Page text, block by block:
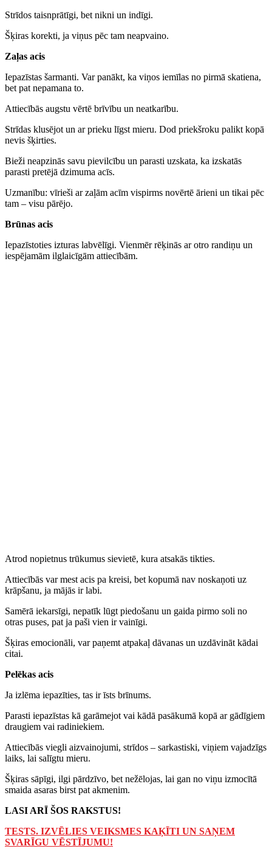
Strīdos taisnprātīgi, bet nikni un indīgi.
Šķiras korekti, ja viņus pēc tam neapvaino.
Zaļas acis
Iepazīstas šarmanti. Var panākt, ka viņos iemīlas no pirmā skatiena,
bet pat nepamana to.
Attiecībās augstu vērtē brīvību un neatkarību.
Strīdas klusējot un ar prieku līgst mieru. Dod priekšroku palikt kopā
nevis šķirties.
Bieži neapzinās savu pievilcību un parasti uzskata, ka izskatās
parasti pretējā dzimuma acīs.
Uzmanību: vīrieši ar zaļām acīm vispirms novērtē ārieni un tikai pēc
tam – visu pārējo.
Brūnas acis
Iepazīstoties izturas labvēlīgi. Vienmēr rēķinās ar otro randiņu un
iespējamām ilglaicīgām attiecībām.
Atrod nopietnus trūkumus sievietē, kura atsakās tikties.
Attiecībās var mest acis pa kreisi, bet kopumā nav noskaņoti uz
krāpšanu, ja mājās ir labi.
Samērā iekarsīgi, nepatīk lūgt piedošanu un gaida pirmo soli no
otras puses, pat ja paši vien ir vainīgi.
Šķiras emocionāli, var paņemt atpakaļ dāvanas un uzdāvināt kādai
citai.
Pelēkas acis
Ja izlēma iepazīties, tas ir īsts brīnums.
Parasti iepazīstas kā garāmejot vai kādā pasākumā kopā ar gādīgiem
draugiem vai radiniekiem.
Attiecībās viegli aizvainojumi, strīdos – sarkastiski, viņiem vajadzīgs
laiks, lai salīgtu mieru.
Šķiras sāpīgi, ilgi pārdzīvo, bet nežēlojas, lai gan no viņu izmocītā
smaida asaras birst pat akmenim.
LASI ARĪ ŠOS RAKSTUS!
TESTS. IZVĒLIES VEIKSMES KAĶĪTI UN SAŅEM
SVARĪGU VĒSTĪJUMU!